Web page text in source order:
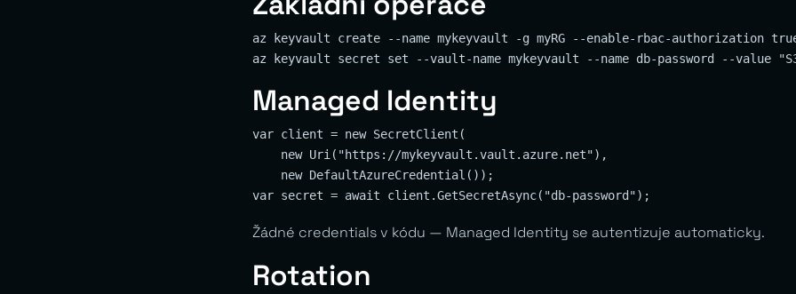
az keyvault create --name mykeyvault -g myRG --enable-rbac-authorization
Managed Identity
var client = new SecretClient(
    new Uri("https://mykeyvault.vault.azure.net"),
    new DefaultAzureCredential());
Žádné credentials v kódu — Managed Identity se autentizuje automaticky.
Rotation